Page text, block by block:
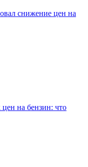
снижение цен на
цен на бензин: что